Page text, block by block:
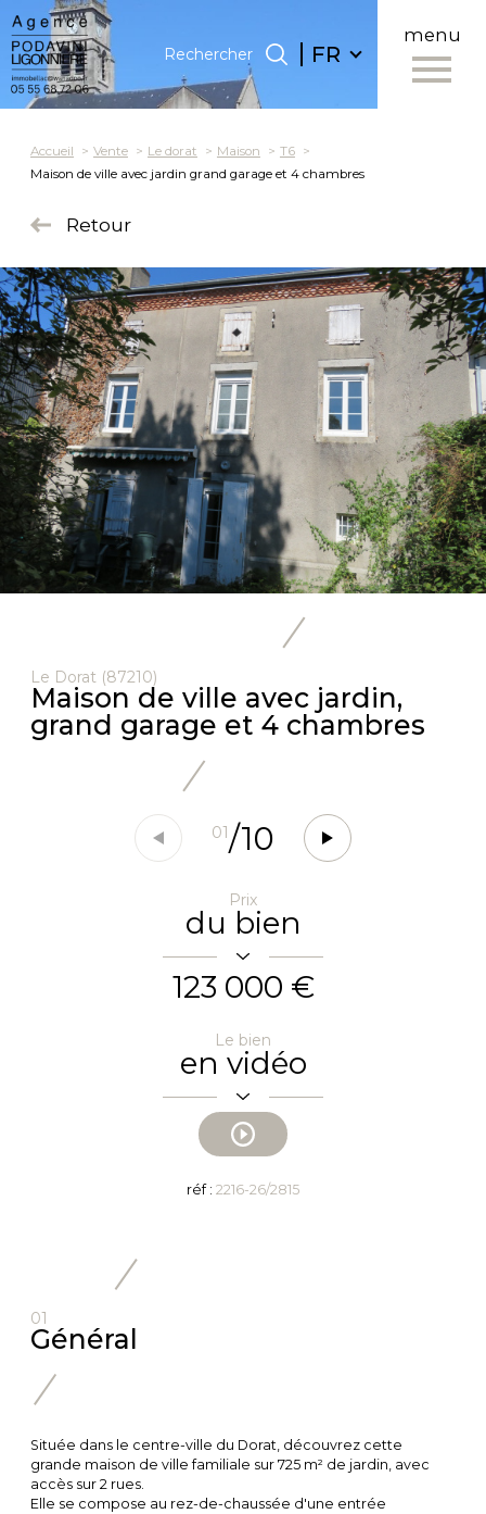
menu
Rechercher FR
Accueil Rechercher
0 Langue
FR
Accueil Vente Le dorat Maison
T6
Maison de ville avec jardin grand garage et 4 chambres
Retour
Le Dorat (87210)
Maison de ville avec jardin,
grand garage et 4 chambres
01/10
Prix
du bien
123 000 €
Le bien
en vidéo
réf : 2216-26/2815
01
Général
Située dans le centre-ville du Dorat, découvrez cette
grande maison de ville familiale sur 725 m² de jardin, avec
accès sur 2 rues.
Elle se compose au rez-de-chaussée d'une entrée